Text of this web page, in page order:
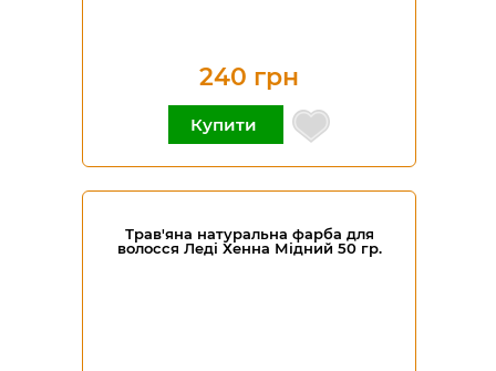
240 грн
Купити
Трав'яна натуральна фарба для
волосся Леді Хенна Мідний 50 гр.